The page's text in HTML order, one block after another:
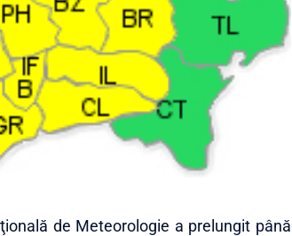
de Meteorologie a prelungit până